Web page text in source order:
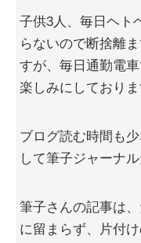
子供3人、毎日ヘト
らないので断捨離
すが、毎日通勤電
楽しみにしておりま
ブログ読む時間も
して筆子ジャーナル
筆子さんの記事は
に留まらず、片付